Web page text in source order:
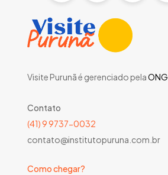
Visite Purunã é gerenciado pelaONG
Contato
(41) 9 9737-0032
contato@institutopuruna.com.br
Como chegar?